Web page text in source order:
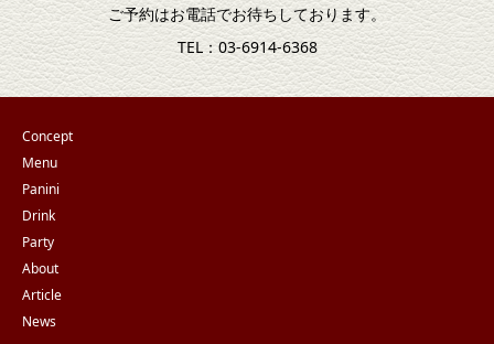
ご予約はお電話でお待ちしております。
TEL：03-6914-6368
Concept
Menu
Panini
Drink
Party
About
Article
News